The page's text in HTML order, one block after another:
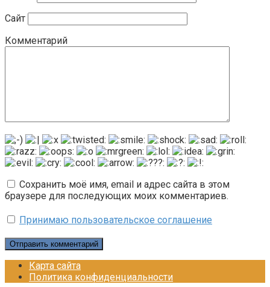
Сайт
Комментарий
Сохранить моё имя, email и адрес сайта в этом
браузере для последующих моих комментариев.
Принимаю пользовательское соглашение
Карта сайта
Политика конфиденциальности